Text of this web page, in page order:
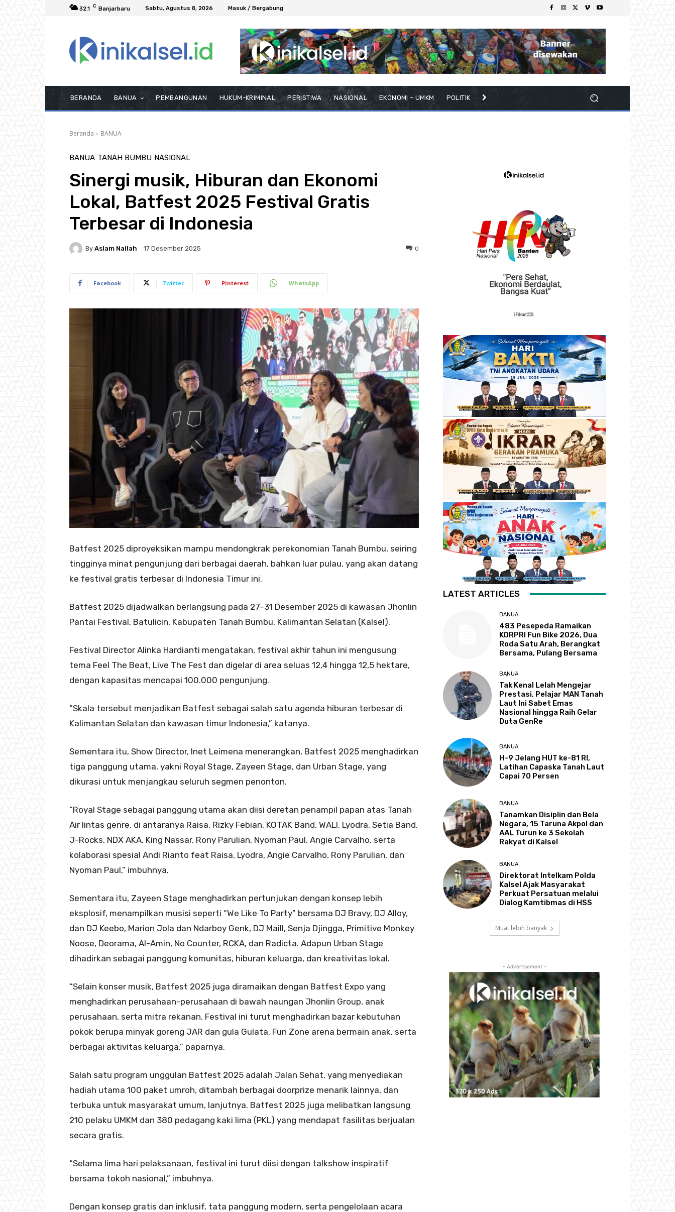
32.1 C Banjarbaru Sabtu, Agustus 8, 2026 Masuk / Bergabung
BERANDA BANUA PEMBANGUNAN HUKUM-KRIMINAL PERISTIWA NASIONAL EKONOMI – UMKM POLITIK
Beranda BANUA
BANUA TANAH BUMBU NASIONAL
Sinergi musik, Hiburan dan Ekonomi
Lokal, Batfest 2025 Festival Gratis
Terbesar di Indonesia
By Aslam Nailah 17 Desember 2025 0
Facebook Twitter Pinterest WhatsApp
Batfest 2025 diproyeksikan mampu mendongkrak perekonomian Tanah Bumbu, seiring
tingginya minat pengunjung dari berbagai daerah, bahkan luar pulau, yang akan datang
ke festival gratis terbesar di Indonesia Timur ini.
Batfest 2025 dijadwalkan berlangsung pada 27–31 Desember 2025 di kawasan Jhonlin
Pantai Festival, Batulicin, Kabupaten Tanah Bumbu, Kalimantan Selatan (Kalsel).
Festival Director Alinka Hardianti mengatakan, festival akhir tahun ini mengusung
tema Feel The Beat, Live The Fest dan digelar di area seluas 12,4 hingga 12,5 hektare,
dengan kapasitas mencapai 100.000 pengunjung.
“Skala tersebut menjadikan Batfest sebagai salah satu agenda hiburan terbesar di
Kalimantan Selatan dan kawasan timur Indonesia,” katanya.
Sementara itu, Show Director, Inet Leimena menerangkan, Batfest 2025 menghadirkan
tiga panggung utama, yakni Royal Stage, Zayeen Stage, dan Urban Stage, yang
dikurasi untuk menjangkau seluruh segmen penonton.
“Royal Stage sebagai panggung utama akan diisi deretan penampil papan atas Tanah
Air lintas genre, di antaranya Raisa, Rizky Febian, KOTAK Band, WALI, Lyodra, Setia Band,
J-Rocks, NDX AKA, King Nassar, Rony Parulian, Nyoman Paul, Angie Carvalho, serta
kolaborasi spesial Andi Rianto feat Raisa, Lyodra, Angie Carvalho, Rony Parulian, dan
Nyoman Paul,” imbuhnya.
Sementara itu, Zayeen Stage menghadirkan pertunjukan dengan konsep lebih
eksplosif, menampilkan musisi seperti “We Like To Party” bersama DJ Bravy, DJ Alloy,
dan DJ Keebo, Marion Jola dan Ndarboy Genk, DJ Maill, Senja Djingga, Primitive Monkey
Noose, Deorama, Al-Amin, No Counter, RCKA, dan Radicta. Adapun Urban Stage
dihadirkan sebagai panggung komunitas, hiburan keluarga, dan kreativitas lokal.
“Selain konser musik, Batfest 2025 juga diramaikan dengan Batfest Expo yang
menghadirkan perusahaan-perusahaan di bawah naungan Jhonlin Group, anak
perusahaan, serta mitra rekanan. Festival ini turut menghadirkan bazar kebutuhan
pokok berupa minyak goreng JAR dan gula Gulata, Fun Zone arena bermain anak, serta
berbagai aktivitas keluarga,” paparnya.
Salah satu program unggulan Batfest 2025 adalah Jalan Sehat, yang menyediakan
hadiah utama 100 paket umroh, ditambah berbagai doorprize menarik lainnya, dan
terbuka untuk masyarakat umum, lanjutnya. Batfest 2025 juga melibatkan langsung
210 pelaku UMKM dan 380 pedagang kaki lima (PKL) yang mendapat fasilitas berjualan
secara gratis.
“Selama lima hari pelaksanaan, festival ini turut diisi dengan talkshow inspiratif
bersama tokoh nasional,” imbuhnya.
Dengan konsep gratis dan inklusif, tata panggung modern, serta pengelolaan acara
LATEST ARTICLES
BANUA
483 Pesepeda Ramaikan
KORPRI Fun Bike 2026, Dua
Roda Satu Arah, Berangkat
Bersama, Pulang Bersama
BANUA
Tak Kenal Lelah Mengejar
Prestasi, Pelajar MAN Tanah
Laut Ini Sabet Emas
Nasional hingga Raih Gelar
Duta GenRe
BANUA
H-9 Jelang HUT ke-81 RI,
Latihan Capaska Tanah Laut
Capai 70 Persen
BANUA
Tanamkan Disiplin dan Bela
Negara, 15 Taruna Akpol dan
AAL Turun ke 3 Sekolah
Rakyat di Kalsel
BANUA
Direktorat Intelkam Polda
Kalsel Ajak Masyarakat
Perkuat Persatuan melalui
Dialog Kamtibmas di HSS
Muat lebih banyak
- Advertisement -